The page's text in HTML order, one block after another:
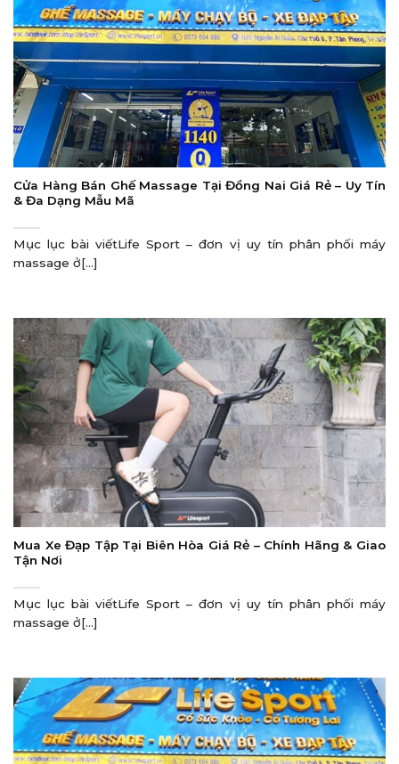
Cửa Hàng Bán Ghế Massage Tại Đồng Nai Giá Rẻ – Uy Tín
& Đa Dạng Mẫu Mã
Mục lục bài viếtLife Sport – đơn vị uy tín phân phối máy
massage ở[...]
Mua Xe Đạp Tập Tại Biên Hòa Giá Rẻ – Chính Hãng & Giao
Tận Nơi
Mục lục bài viếtLife Sport – đơn vị uy tín phân phối máy
massage ở[...]